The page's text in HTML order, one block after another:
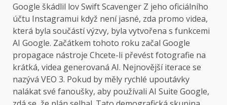
Google škádlil lov Swift Scavenger Z jeho oficiálního
účtu Instagramui když není jasné, zda promo videa,
která byla součástí výzvy, byla vytvořena s funkcemi
AI Google. Začátkem tohoto roku začal Google
propagace nástroje Chcete-li převést fotografie na
krátká, videa generovaná AI. Nejnovější iterace se
nazývá VEO 3. Pokud by měly rychlé upoutávky
nalákat své fanoušky, aby používali AI Suite Google,